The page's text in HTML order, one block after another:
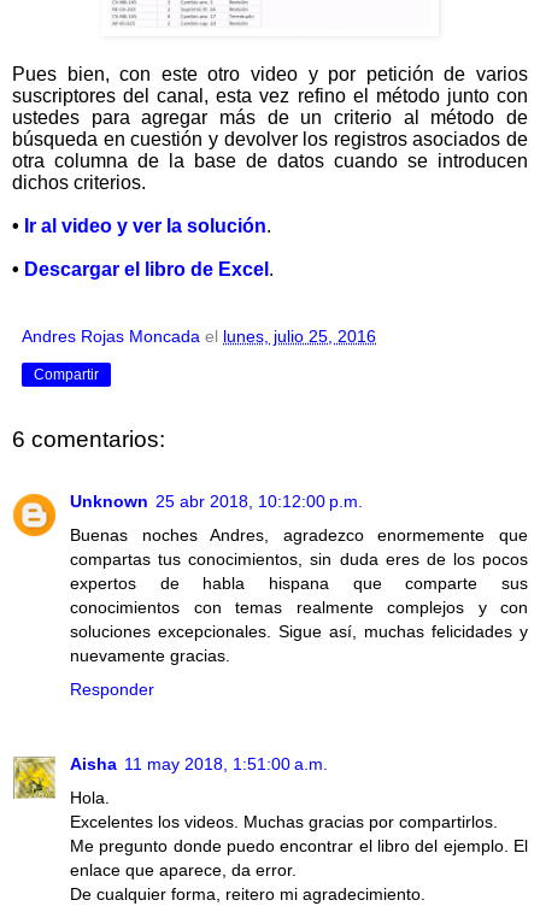
Pues bien, con este otro video y por petición de varios
suscriptores del canal, esta vez refino el método junto con
ustedes para agregar más de un criterio al método de
búsqueda en cuestión y devolver los registros asociados de
otra columna de la base de datos cuando se introducen
dichos criterios.
• Ir al video y ver la solución.
• Descargar el libro de Excel .
Andres Rojas Moncada el lunes, julio 25, 2016
Compartir
6 comentarios:
Unknown 25 abr 2018, 10:12:00 p.m.
Buenas noches Andres, agradezco enormemente que
compartas tus conocimientos, sin duda eres de los pocos
expertos de habla hispana que comparte sus
conocimientos con temas realmente complejos y con
soluciones excepcionales. Sigue así, muchas felicidades y
nuevamente gracias.
Responder
Aisha 11 may 2018, 1:51:00 a.m.
Hola.
Excelentes los videos. Muchas gracias por compartirlos.
Me pregunto donde puedo encontrar el libro del ejemplo. El
enlace que aparece, da error.
De cualquier forma, reitero mi agradecimiento.